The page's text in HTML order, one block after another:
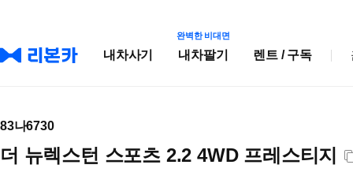
내차사기
완벽한 비대면
내차팔기 렌트 / 구독
83나6730
더 뉴렉스턴 스포츠 2.2 4WD 프레스티지